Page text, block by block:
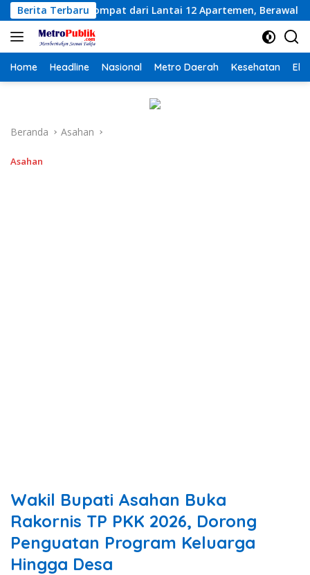
Langsung
ke
konten
Berita Terbaru
Lantai 12 Apartemen, Berawal dari Pesan Wanita Lewat
Home Headline Nasional Metro Daerah Kesehatan
Beranda Asahan
Asahan
Wakil Bupati Asahan Buka
Rakornis TP PKK 2026, Dorong
Penguatan Program Keluarga
Hingga Desa